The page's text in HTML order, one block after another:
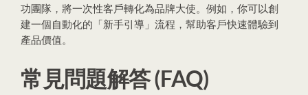
功團隊，將一次性客戶轉化為品牌大使。例如，你可以創
建一個自動化的「新手引導」流程，幫助客戶快速體驗到
產品價值。
常見問題解答 (FAQ)